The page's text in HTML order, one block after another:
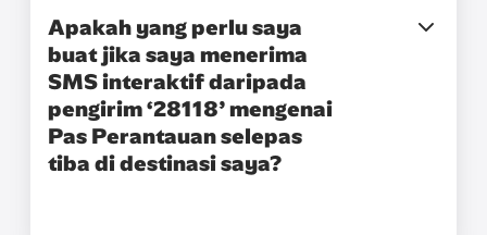
Apakah yang perlu saya
buat jika saya menerima
SMS interaktif daripada
pengirim ‘28118’ mengenai
Pas Perantauan selepas
tiba di destinasi saya?